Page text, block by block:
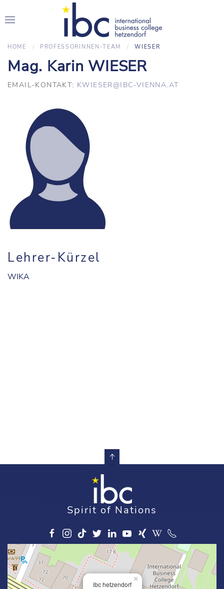
HOME PROFESSORINNEN-TEAM WIESER
Mag. Karin WIESER
EMAIL-KONTAKT: KWIESER@IBC-VIENNA.AT
Lehrer-Kürzel
WIKA
Spirit of Nations
ibc hetzendorf
×